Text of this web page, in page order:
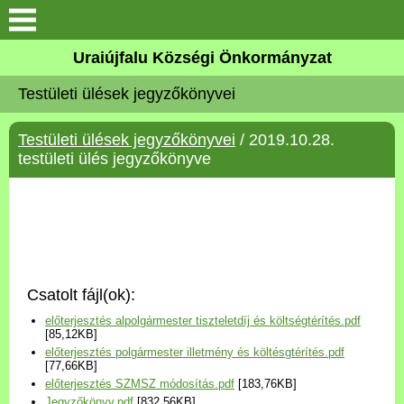
Köszöntő
Elérhetőségek
Uraiújfalu
Választási információk
Versenyképes Járások
Program
Uraiújfalu Községi Önkormányzat
Testületi ülések jegyzőkönyvei
Testületi ülések jegyzőkönyvei / 2019.10.28.
testületi ülés jegyzőkönyve
Csatolt fájl(ok):
előterjesztés alpolgármester tiszteletdíj és költségtérítés.pdf
[85,12KB]
előterjesztés polgármester illetmény és költésgtérítés.pdf
[77,66KB]
előterjesztés SZMSZ módosítás.pdf [183,76KB]